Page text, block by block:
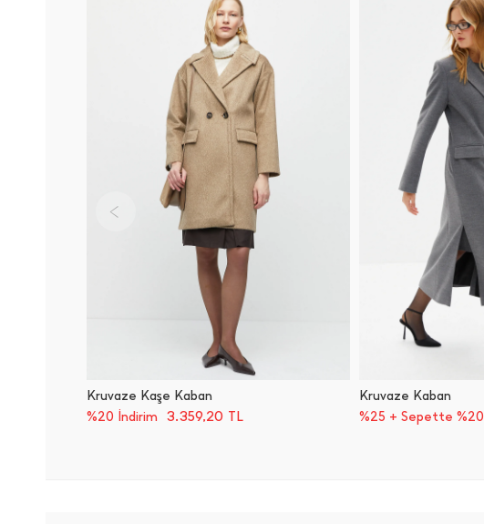
Kruvaze Kaşe Kaban
%20 İndirim
3.359,20 TL
Kruvaze Kaban
%25 + Sepette %20